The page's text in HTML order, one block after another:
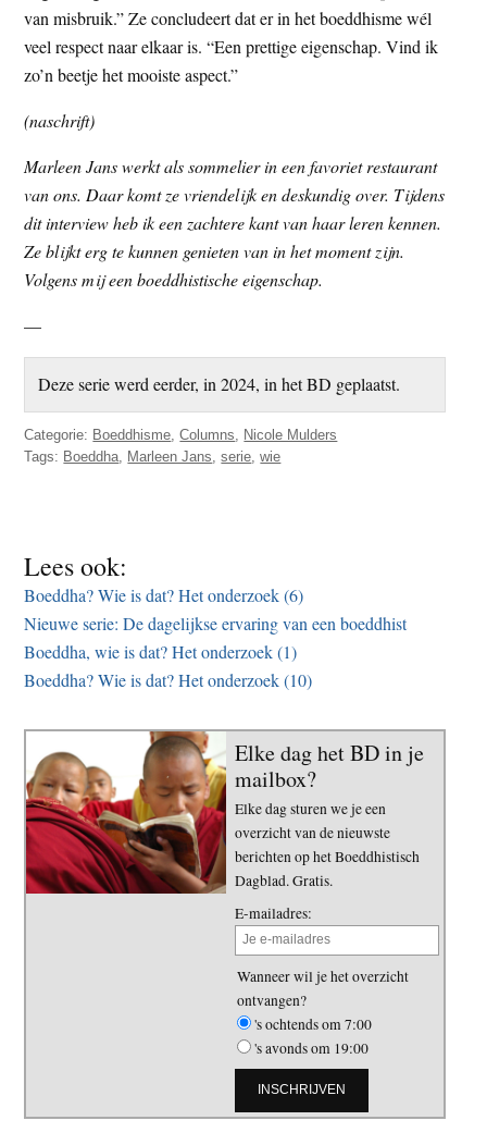
van misbruik.” Ze concludeert dat er in het boeddhisme wél
veel respect naar elkaar is. “Een prettige eigenschap. Vind ik
zo’n beetje het mooiste aspect.”
(naschrift)
Marleen Jans werkt als sommelier in een favoriet restaurant
van ons. Daar komt ze vriendelijk en deskundig over. Tijdens
dit interview heb ik een zachtere kant van haar leren kennen.
Ze blijkt erg te kunnen genieten van in het moment zijn.
Volgens mij een boeddhistische eigenschap.
—
Deze serie werd eerder, in 2024, in het BD geplaatst.
Categorie: Boeddhisme ,Columns
Nicole Mulders
Tags: Boeddha Marleen Jans ,serie ,wie
Lees ook:
Boeddha? Wie is dat? Het onderzoek (6)
Nieuwe serie: De dagelijkse ervaring van een boeddhist
Boeddha, wie is dat? Het onderzoek (1)
Boeddha? Wie is dat? Het onderzoek (10)
Elke dag het BD in je
mailbox?
Elke dag sturen we je een
overzicht van de nieuwste
berichten op het Boeddhistisch
Dagblad. Gratis.
E-mailadres:
Wanneer wil je het overzicht
ontvangen?
's ochtends om 7:00
's avonds om 19:00